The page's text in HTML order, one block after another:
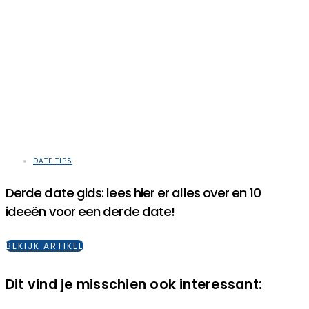
DATE TIPS
Derde date gids: lees hier er alles over en 10
ideeën voor een derde date!
BEKIJK ARTIKEL
Dit vind je misschien ook interessant: